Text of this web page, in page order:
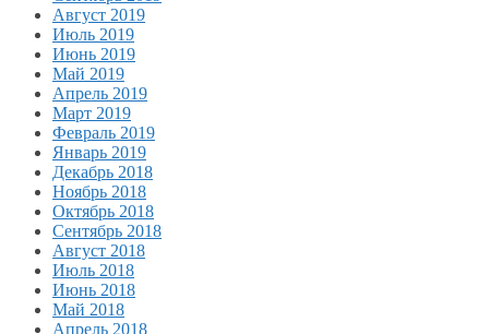
Август 2019
Июль 2019
Июнь 2019
Май 2019
Апрель 2019
Март 2019
Февраль 2019
Январь 2019
Декабрь 2018
Ноябрь 2018
Октябрь 2018
Сентябрь 2018
Август 2018
Июль 2018
Июнь 2018
Май 2018
Апрель 2018